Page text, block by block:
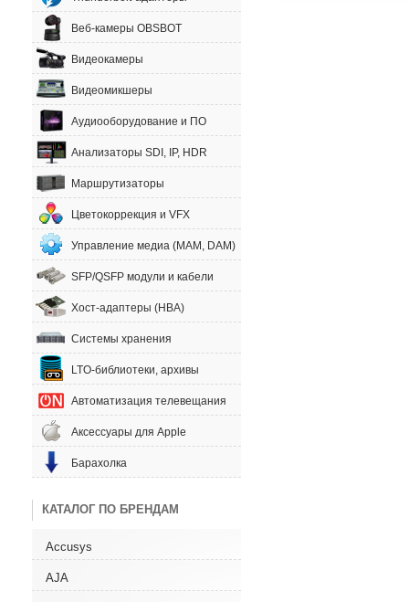
Веб-камеры OBSBOT
Видеокамеры
Видеомикшеры
Аудиооборудование и ПО
Анализаторы SDI, IP, HDR
Маршрутизаторы
Цветокоррекция и VFX
Управление медиа (MAM, DAM)
SFP/QSFP модули и кабели
Хост-адаптеры (HBA)
Системы хранения
LTO-библиотеки, архивы
Автоматизация телевещания
Аксессуары для Apple
Барахолка
КАТАЛОГ ПО БРЕНДАМ
Accusys
AJA